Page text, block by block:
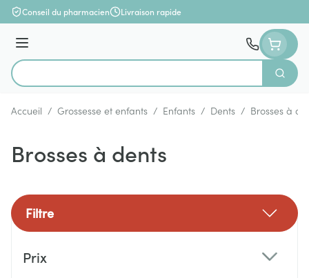
Aller au contenu
Conseil du pharmacien Livraison rapide
Menu
Rechercher
Accueil / Grossesse et enfants / Enfants / Dents / Brosses à
Brosses à dents
Filtre
Prix